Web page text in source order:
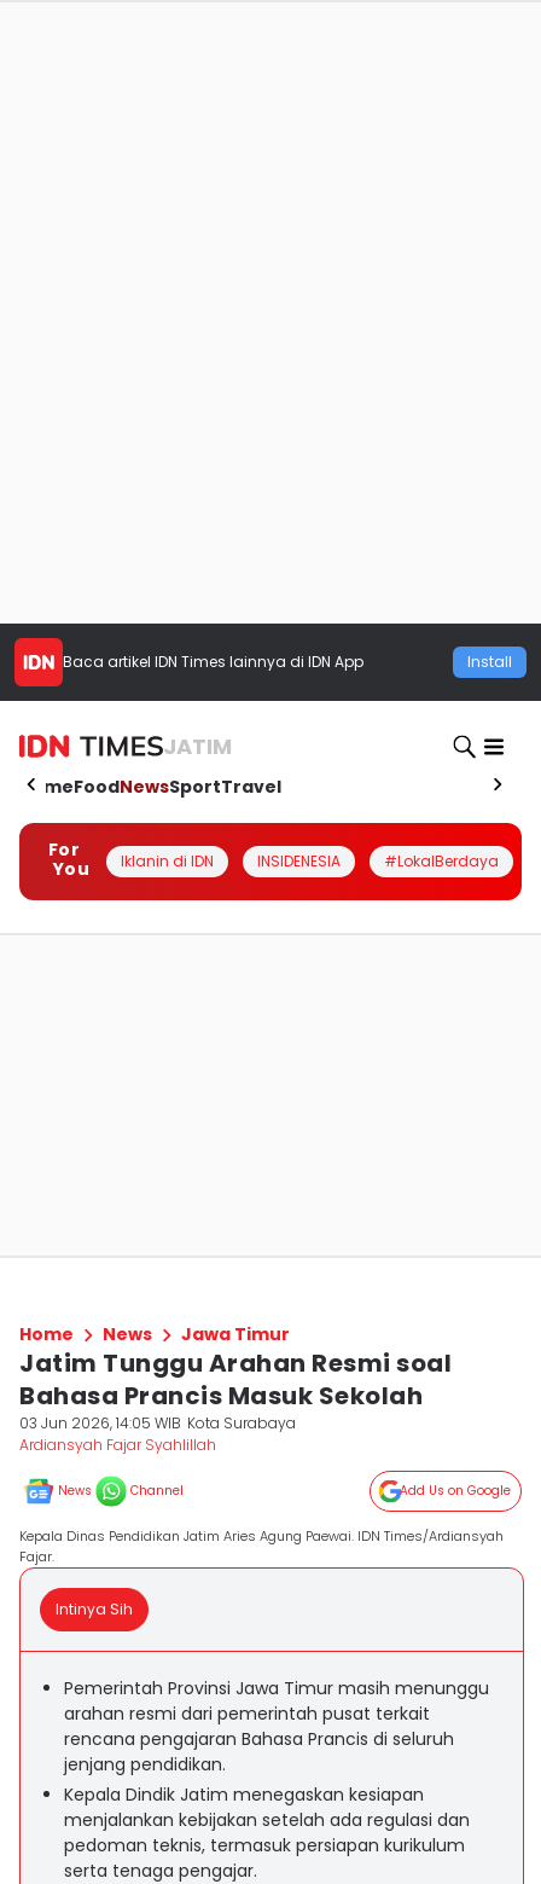
Baca artikel IDN Times lainnya di IDN App Install
JATIM
HomeFoodNewsSportTravel
For
You
Iklanin di IDN INSIDENESIA #LokalBerdaya
Home News Jawa Timur
Jatim Tunggu Arahan Resmi soal
Bahasa Prancis Masuk Sekolah
03 Jun 2026, 14:05 WIB Kota Surabaya
Ardiansyah Fajar Syahlillah
News Channel Add Us on Google
Kepala Dinas Pendidikan Jatim Aries Agung Paewai. IDN Times/Ardiansyah
Fajar.
Intinya Sih
Pemerintah Provinsi Jawa Timur masih menunggu
arahan resmi dari pemerintah pusat terkait
rencana pengajaran Bahasa Prancis di seluruh
jenjang pendidikan.
Kepala Dindik Jatim menegaskan kesiapan
menjalankan kebijakan setelah ada regulasi dan
pedoman teknis, termasuk persiapan kurikulum
serta tenaga pengajar.